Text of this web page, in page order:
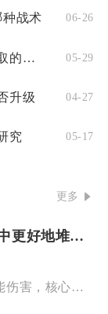
种战术 06-26
金铲铲之战有哪些针对金币获取的技巧和策略可用 05-29
升级 04-27
究 05-17
更多
如何在影之刃3中更好地堆无锋技能
无锋想要拉满技能伤害，核心是围绕防御转攻机制、高倍率觉醒BU...